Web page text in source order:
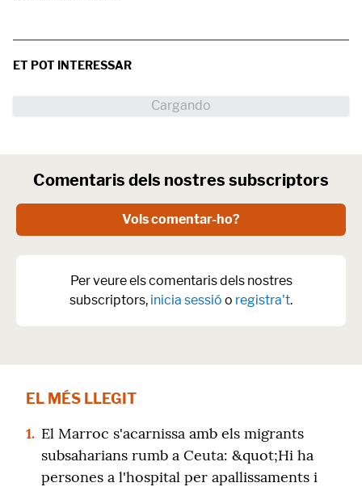
ET POT INTERESSAR
Comentaris dels nostres subscriptors
Vols comentar-ho?
Per veure els comentaris dels nostres
subscriptors, inicia sessió o registra't.
EL MÉS LLEGIT
1. El Marroc s'acarnissa amb els migrants
subsaharians rumb a Ceuta: &quot;Hi ha
persones a l'hospital per apallissaments i